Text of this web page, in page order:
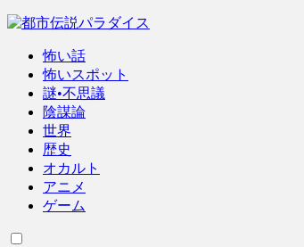
怖い話
怖いスポット
謎•不思議
陰謀論
世界
歴史
オカルト
アニメ
ゲーム